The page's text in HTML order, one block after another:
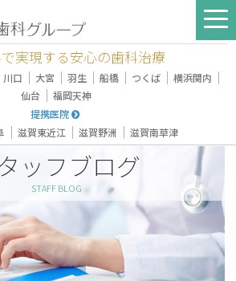
実現する安心の歯科治療
川口 ｜ 大宮 ｜ 羽生 ｜ 船橋 ｜ つくば ｜ 横浜関内 ｜
仙台 ｜ 福岡天神
提携医院
｜ 滋賀東近江 ｜ 滋賀野洲 ｜ 滋賀南草津
ッフブログ
STAFF BLOG